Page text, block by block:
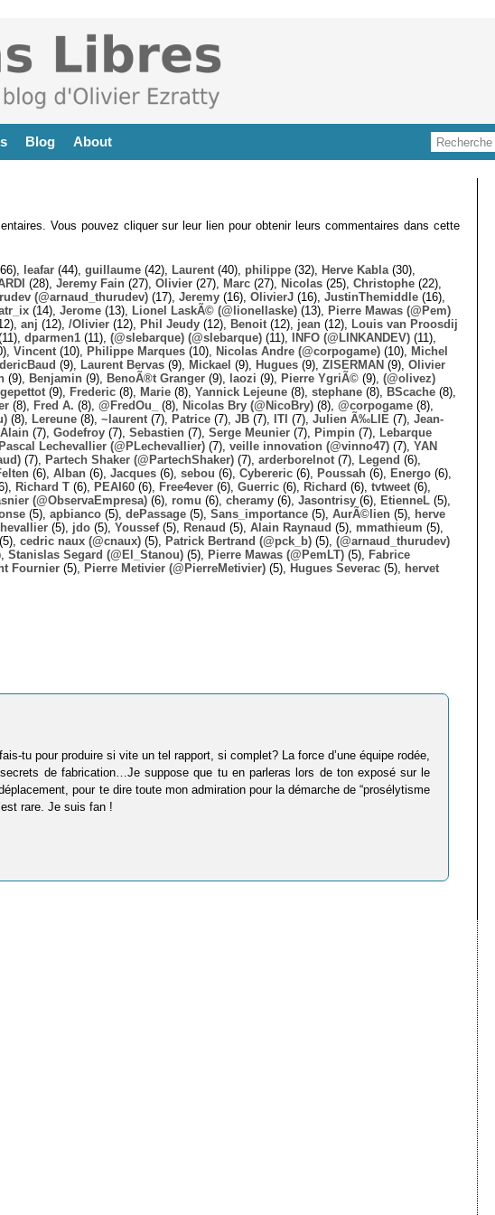
Blog About
Vous pouvez cliquer sur leur lien pour obtenir leurs commentaires dans cette
leafar (44), guillaume (42), Laurent (40), philippe (32), Herve Kabla (30),
(28), Jeremy Fain (27), Olivier (27), Marc (27), Nicolas (25), Christophe (22),
(@arnaud_thurudev) (17), Jeremy (16), OlivierJ (16), JustinThemiddle (16),
(14), Jerome (13), Lionel LaskÃ© (@lionellaske) (13),
Pierre Mawas (@Pem)
anj (12), /Olivier (12), Phil Jeudy (12), Benoit (12), jean (12),
Louis van Proosdij
dparmen1 (11), (@slebarque) (@slebarque) (11), INFO (@LINKANDEV) (11),
Vincent (10), Philippe Marques (10), Nicolas Andre (@corpogame) (10),
Michel
(9), Laurent Bervas (9), Mickael (9), Hugues (9), ZISERMAN (9), Olivier
(9), Benjamin (9), BenoÃ®t Granger (9), laozi (9), Pierre YgriÃ© (9), (@olivez)
gepettot (9), Frederic (8), Marie (8), Yannick Lejeune (8), stephane (8), BScache (8),
(8), Fred A. (8), @FredOu_ (8), Nicolas Bry (@NicoBry) (8), @corpogame (8),
(8), Lereune (8), ~laurent (7), Patrice (7), JB (7), ITI (7), Julien Ã‰LIE (7), Jean-
Alain (7), Godefroy (7), Sebastien (7), Serge Meunier (7), Pimpin (7),
Lebarque
Pascal Lechevallier (@PLechevallier) (7), veille innovation (@vinno47) (7), YAN
(7), Partech Shaker (@PartechShaker) (7), arderborelnot (7), Legend (6),
(6), Alban (6), Jacques (6), sebou (6), Cybereric (6), Poussah (6), Energo (6),
Richard T (6), PEAI60 (6), Free4ever (6), Guerric (6), Richard (6), tvtweet (6),
(@ObservaEmpresa) (6), romu (6), cheramy (6), Jasontrisy (6), EtienneL (5),
(5), apbianco (5), dePassage (5), Sans_importance (5), AurÃ©lien (5),
herve
(5), jdo (5), Youssef(5), Renaud (5), Alain Raynaud (5), mmathieum (5),
(5), cedric naux (@cnaux) (5), Patrick Bertrand (@pck_b) (5), (@arnaud_thurudev)
Stanislas Segard (@El_Stanou) (5), Pierre Mawas (@PemLT) (5),
Fabrice
Fournier (5), Pierre Metivier (@PierreMetivier) (5), Hugues Severac (5),
hervet
tu pour produire si vite un tel rapport, si complet? La force d’une équipe rodée,
de fabrication…Je suppose que tu en parleras lors de ton exposé sur le
pour te dire toute mon admiration pour la démarche de “prosélytisme
rare. Je suis fan !